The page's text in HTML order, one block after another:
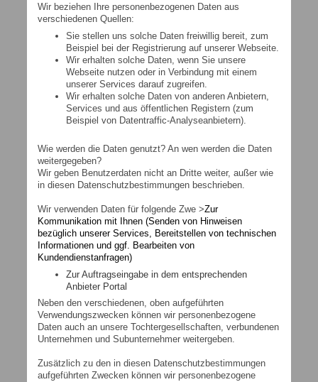
Wir beziehen Ihre personenbezogenen Daten aus
verschiedenen Quellen:
Sie stellen uns solche Daten freiwillig bereit, zum
Beispiel bei der Registrierung auf unserer Webseite.
Wir erhalten solche Daten, wenn Sie unsere
Webseite nutzen oder in Verbindung mit einem
unserer Services darauf zugreifen.
Wir erhalten solche Daten von anderen Anbietern,
Services und aus öffentlichen Registern (zum
Beispiel von Datentraffic-Analyseanbietern).
Wie werden die Daten genutzt? An wen werden die Daten
weitergegeben?
Wir geben Benutzerdaten nicht an Dritte weiter, außer wie
in diesen Datenschutzbestimmungen beschrieben.
Wir verwenden Daten für folgende Zwe >Zur
Kommunikation mit Ihnen (Senden von Hinweisen
bezüglich unserer Services, Bereitstellen von technischen
Informationen und ggf. Bearbeiten von
Kundendienstanfragen)
Zur Auftragseingabe in dem entsprechenden
Anbieter Portal
Neben den verschiedenen, oben aufgeführten
Verwendungszwecken können wir personenbezogene
Daten auch an unsere Tochtergesellschaften, verbundenen
Unternehmen und Subunternehmer weitergeben.
Zusätzlich zu den in diesen Datenschutzbestimmungen
aufgeführten Zwecken können wir personenbezogene